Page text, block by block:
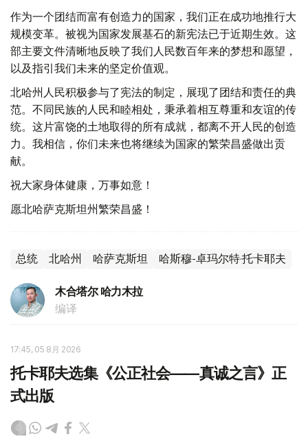
作为一个团结而富有创造力的国家，我们正在成功地推行大
规模变革。被视为国家发展基石的新宪法已于近期生效。这
部主要文件清晰地反映了我们人民数百年来的梦想和愿望，
以及指引我们未来的坚定价值观。
北哈州人民积极参与了宪法的制定，展现了团结和责任的典
范。不同民族的人民和睦相处，秉承着相互尊重和友谊的传
统。这片富饶的土地取得的所有成就，都离不开人民的创造
力。我相信，你们未来也将继续为国家的繁荣昌盛做出贡
献。
祝大家身体健康，万事如意！
愿北哈萨克斯坦州繁荣昌盛！
总统 北哈州 哈萨克斯坦 哈斯穆-卓玛尔特·托卡耶夫
木合塔尔 哈力木拉
编译
17:45, 05 8月 2026
托卡耶夫选集《公正社会——真诚之言》正
式出版